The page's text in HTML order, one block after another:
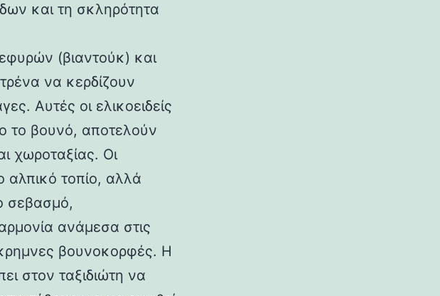
και τη σκληρότητα
(βιαντούκ) και
να κερδίζουν
Αυτές οι ελικοειδείς
το βουνό, αποτελούν
χωροταξίας. Οι
αλπικό τοπίο, αλλά
σεβασμό,
ανάμεσα στις
βουνοκορφές. Η
στον ταξιδιώτη να